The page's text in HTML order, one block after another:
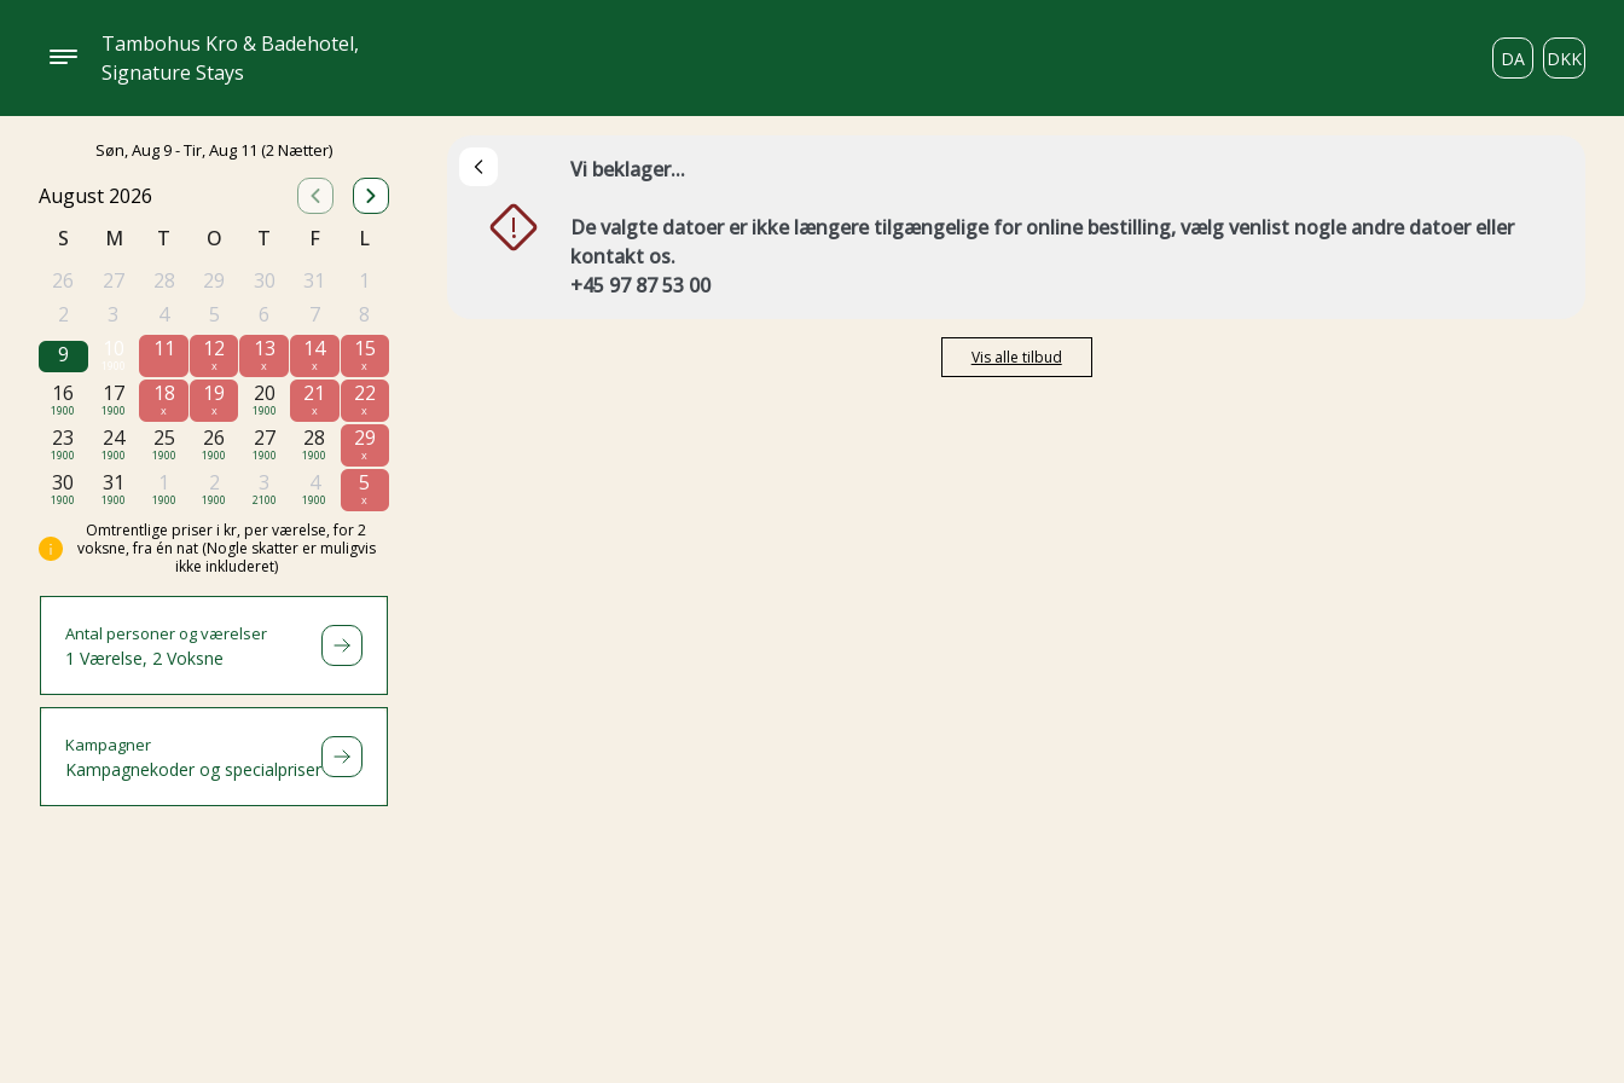
Tambohus Kro & Badehotel,
Signature Stays
DA DKK
Søn, Aug 9 - Tir, Aug 11(2 Nætter)
August 2026
S
M T O T F
L
26
27 28 29 30 31
1
2
3 4 5 6 7
8
9
10 11 12
x
13
x
14
x
15
x
16
1900
17
1900
18
x
19
x
20
1900
21
x
22
x
23
1900
24
1900
25
1900
26
1900
27
1900
28
1900
29
x
30
1900
31
1900
1
1900
2
1900
3
2100
4
1900
5
x
Omtrentlige priser i kr, per værelse, for 2
voksne, fra én nat (Nogle skatter er muligvis
ikke inkluderet)
Antal personer og værelser
1 Værelse, 2 Voksne
Kampagner
Kampagnekoder og specialpriser
!
Vi beklager...
De valgte datoer er ikke længere tilgængelige for online bestilling, vælg venlist nogle andre datoer eller
kontakt os.
+45 97 87 53 00
Vis alle tilbud